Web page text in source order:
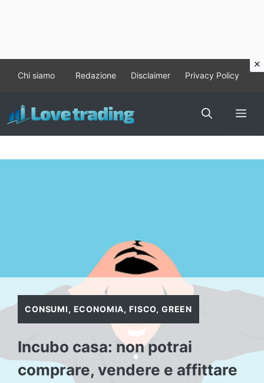
contenuto
Chi siamo Redazione Disclaimer Privacy Policy
CONSUMI, ECONOMIA, FISCO, GREEN
Incubo casa: non potrai
comprare, vendere e affittare